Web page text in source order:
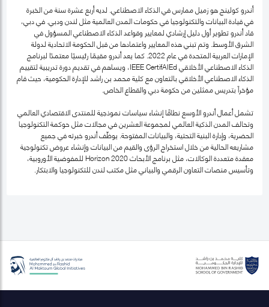
أندرو كولينج هو زميل ممارس في الذكاء الاصطناعي. لديه أربع عشرة سنة من الخبرة
في قيادة البيانات والتكنولوجيا في حكومات المدن العالمية مثل لندن ودبي. في دبي،
قاد أندرو تطوير أول دليل إرشادي لمعايير وقواعد الذكاء الاصطناعي المسؤول في
الشرق الأوسط. وتم تبني هذه المعايير واعتمادها من قبل الحكومة الاتحادية لدولة
الإمارات العربية المتحدة في عام 2022. كما يعد أندرو مقيمًا رئيسيًا معتمدًا لبرنامج
الذكاء الاصطناعي الأخلاقي IEEE CertifAIEd، ويساهم في تقديم دورة تدريبية لتقييم
الذكاء الاصطناعي الأخلاقي بالتعاون مع كلية محمد بن راشد للإدارة الحكومية، حيث قام
مؤخراً بتدريس ممثلين من حكومة دبي والقطاع الخاص.
تشمل أعمال أندرو الأوسع نطاقًا إنشاء سياسات نموذجية للمنتدى الاقتصادي العالمي
وتحالف المدن الذكية العالمي لمجموعة العشرين في مجالات مثل حوكمة التكنولوجيا
الحضرية، وإدارة البنية التحتية، والبيانات المفتوحة. يوظّف أندرو خبرته في جميع
مشاريعه الحالية من خلال استخراج الرؤى والقيم من البيانات وإنشاء عروض تكنولوجية
معقدة متعددة الوكالات، مثل برنامج الأبحاث Horizon 2020 للمفوضية الأوروبية،
وتأسيس منصات التعاون الرقمي والبياني مثل مكتب لندن للتكنولوجيا والابتكار.